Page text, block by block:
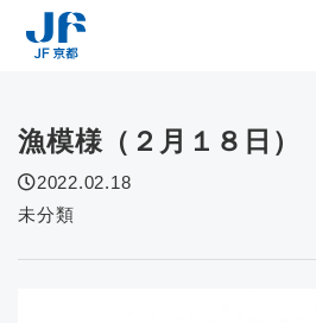
漁模様（２月１８日）
2022.02.18
未分類